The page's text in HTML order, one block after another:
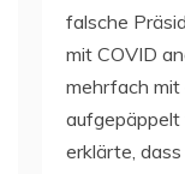
falsche
mit COVID
mehrfach mit
erklärte,